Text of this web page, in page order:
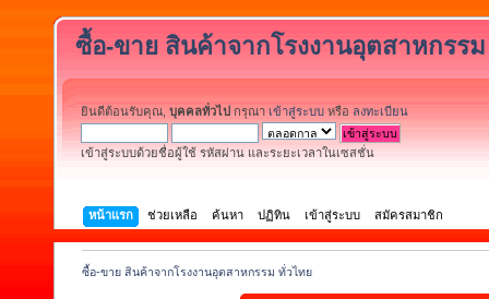
ซื้อ-ขาย สินค้าจากโรงงานอุตสาหกรร
ยินดีต้อนรับคุณ, บุคคลทั่วไป กรุณา เข้าสู่ระบบ หรือ ลงทะเบียน
เข้าสู่ระบบด้วยชื่อผู้ใช้ รหัสผ่าน และระยะเวลาในเซสชั่น
หน้าแรก ช่วยเหลือ ค้นหา ปฏิทิน เข้าสู่ระบบ สมัครสมาชิก
ซื้อ-ขาย สินค้าจากโรงงานอุตสาหกรรม ทั่วไทย